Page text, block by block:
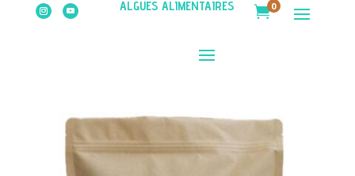
ALGUES ALIMENTAIRES 0